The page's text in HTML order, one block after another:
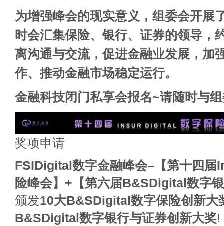
为增强峰会的现实意义，组委会开展
时会汇集保险、银行、证券的领导，
离沟通与交流，促进金融业发展，加
作、推动金融市场稳定运行。
金融科技闭门私享会报名~请随时与
奖项申请
FSIDigital 数字金融峰会–【第十四
险峰会】+【第六届B&SDigital数字
颁发10大B&SDigital数字保险创新大
B&SDigital数字银行与证券创新大奖!